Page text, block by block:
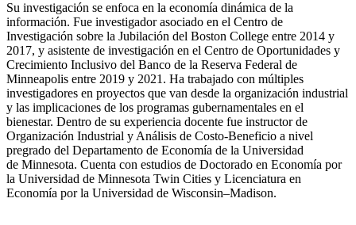
Su investigación se enfoca en la economía dinámica de la
información. Fue investigador asociado en el Centro de
Investigación sobre la Jubilación del Boston College entre 2014 y
2017, y asistente de investigación en el Centro de Oportunidades y
Crecimiento Inclusivo del Banco de la Reserva Federal de
Minneapolis entre 2019 y 2021. Ha trabajado con múltiples
investigadores en proyectos que van desde la organización industrial
y las implicaciones de los programas gubernamentales en el
bienestar. Dentro de su experiencia docente fue instructor de
Organización Industrial y Análisis de Costo-Beneficio a nivel
pregrado del Departamento de Economía de la Universidad
de Minnesota. Cuenta con estudios de Doctorado en Economía por
la Universidad de Minnesota Twin Cities y Licenciatura en
Economía por la Universidad de Wisconsin–Madison.